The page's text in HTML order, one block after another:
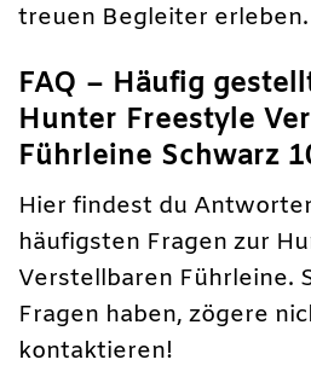
treuen Begleiter erleben.
FAQ – Häufig
Hunter Freestyle
Führleine Schwarz
Hier findest du
häufigsten Fragen zur
Verstellbaren Führleine.
Fragen haben, zögere
kontaktieren!